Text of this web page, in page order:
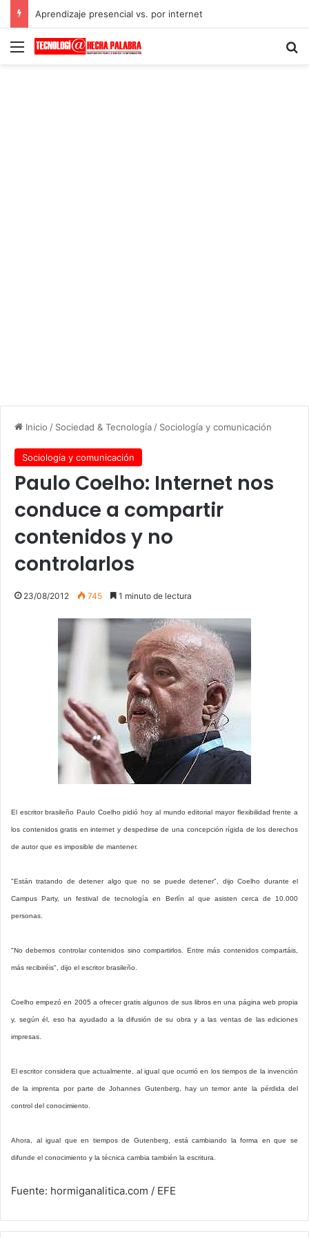
Aprendizaje presencial vs. por internet
Menú
Inicio / Sociedad & Tecnología / Sociología y comunicación
Sociología y comunicación
Paulo Coelho: Internet nos
conduce a compartir
contenidos y no
controlarlos
23/08/2012 745 1 minuto de lectura
El escritor brasileño Paulo Coelho pidió hoy al mundo editorial mayor flexibilidad frente a
los contenidos gratis en internet y despedirse de una concepción rígida de los derechos
de autor que es imposible de mantener.
"Están tratando de detener algo que no se puede detener", dijo Coelho durante el
Campus Party, un festival de tecnología en Berlín al que asisten cerca de 10.000
personas.
"No debemos controlar contenidos sino compartirlos. Entre más contenidos compartáis,
más recibiréis", dijo el escritor brasileño.
Coelho empezó en 2005 a ofrecer gratis algunos de sus libros en una página web propia
y, según él, eso ha ayudado a la difusión de su obra y a las ventas de las ediciones
impresas.
El escritor considera que actualmente, al igual que ocurrió en los tiempos de la invención
de la imprenta por parte de Johannes Gutenberg, hay un temor ante la pérdida del
control del conocimiento.
Ahora, al igual que en tiempos de Gutenberg, está cambiando la forma en que se
difunde el conocimiento y la técnica cambia también la escritura.
Fuente: hormiganalitica.com / EFE